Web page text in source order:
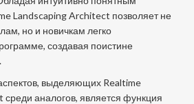
Landscaping Architect позволяет не
но и новичкам легко
создавая поистине
выделяющих Realtime
аналогов, является функция